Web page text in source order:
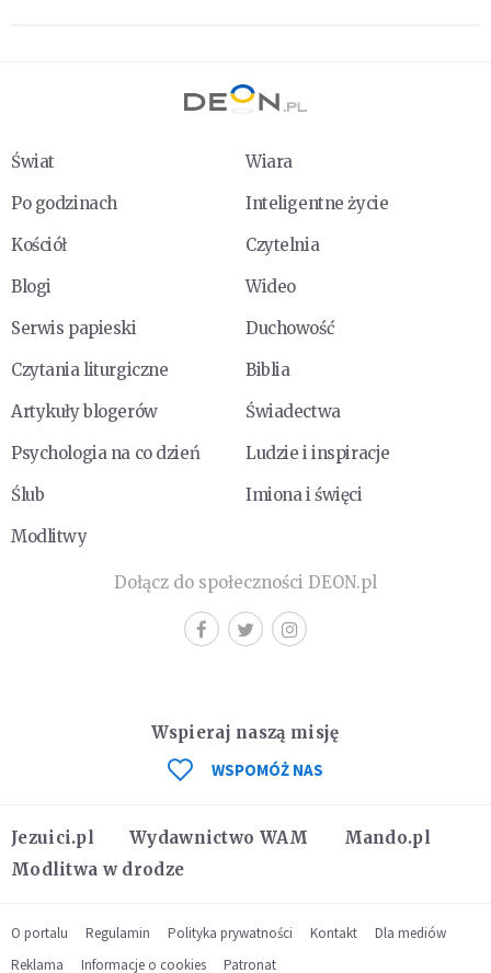
Świat
Wiara
Po godzinach
Inteligentne życie
Kościół
Czytelnia
Blogi
Wideo
Serwis papieski
Duchowość
Czytania liturgiczne
Biblia
Artykuły blogerów
Świadectwa
Psychologia na co dzień
Ludzie i inspiracje
Ślub
Imiona i święci
Modlitwy
Dołącz do społeczności DEON.pl
Jezuici.pl Wydawnictwo WAM
Mando.pl
Modlitwa w drodze
Wspieraj naszą misję
WSPOMÓŻ NAS
O portalu Regulamin Polityka prywatności Kontakt
Dla mediów
Reklama
Informacje o cookies Patronat